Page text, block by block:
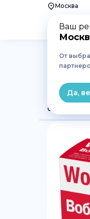
Москва
Ваш
От
Да,
Основное